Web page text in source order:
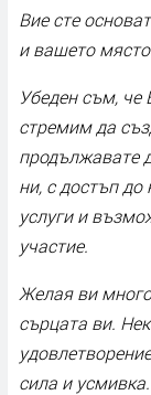
Вие сте
и вашето
Убеден съм, че
стремим да
продължавате
ни, с достъп до
услуги и
участие.
Желая ви
сърцата ви.
сила и усмивка.